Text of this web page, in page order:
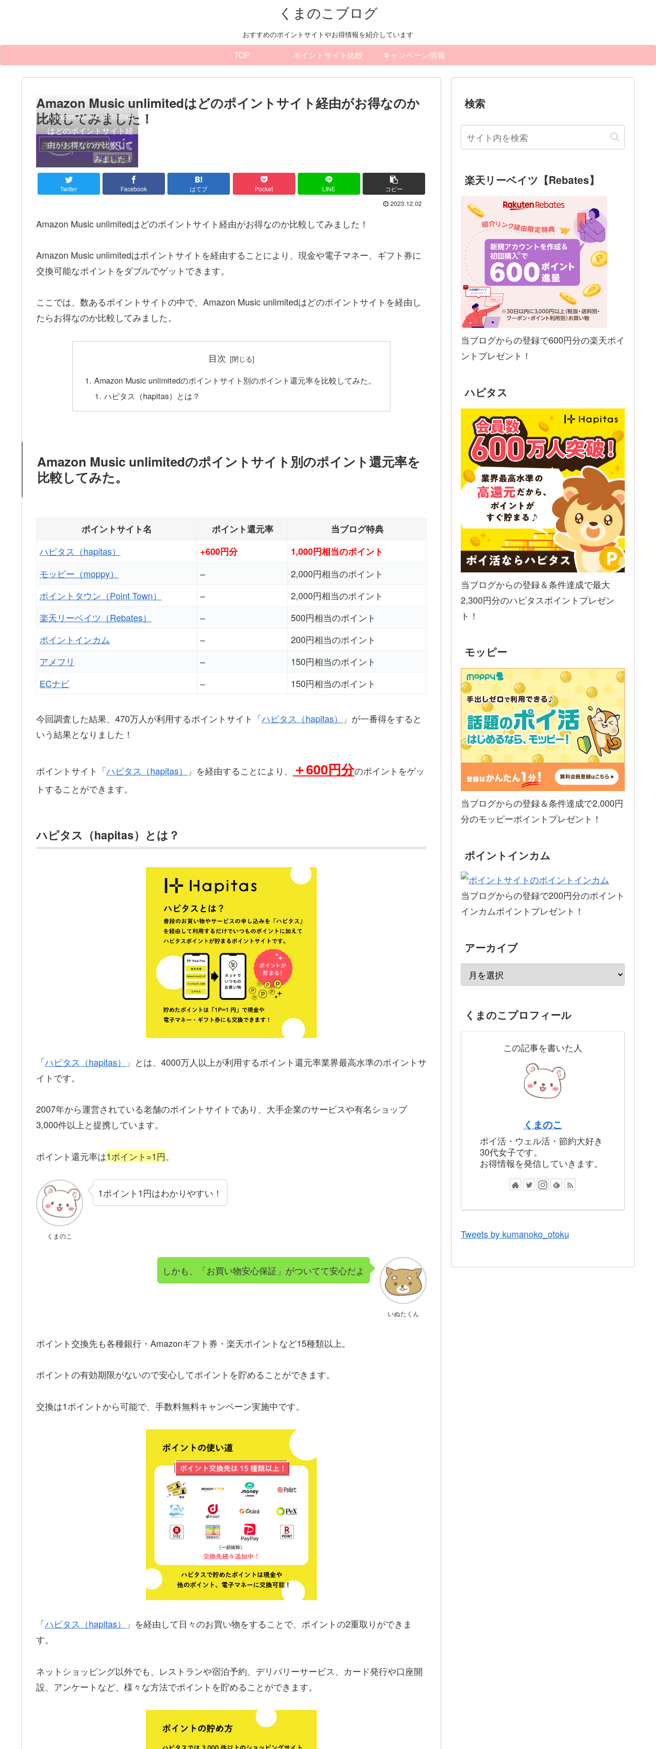
くまのこブログ
おすすめのポイントサイトやお得情報を紹介しています
TOP ポイントサイト比較 キャンペーン情報
Amazon Music unlimitedはどのポイントサイト経由がお得なのか
比較してみました！
ポイントサイト比較
Amazon Music unlimited
はどのポイントサイト経
由がお得なのか比較して
みました！
Twitter Facebook はてブ Pocket LINE コピー
2023.12.02
Amazon Music unlimitedはどのポイントサイト経由がお得なのか比較してみました！
Amazon Music unlimitedはポイントサイトを経由することにより、現金や電子マネー、ギフト券に
交換可能なポイントをダブルでゲットできます。
ここでは、数あるポイントサイトの中で、Amazon Music unlimitedはどのポイントサイトを経由し
たらお得なのか比較してみました。
目次
Amazon Music unlimitedのポイントサイト別のポイント還元率を比較してみた。
ハピタス（hapitas）とは？
Amazon Music unlimitedのポイントサイト別のポイント還元率を
比較してみた。
ポイントサイト名 ポイント還元率
当ブログ特典
ハピタス（hapitas）
+600円分
1,000円相当のポイント
モッピー（moppy）
–
2,000円相当のポイント
ポイントタウン（Point Town）
–
2,000円相当のポイント
楽天リーベイツ（Rebates）
–
500円相当のポイント
ポイントインカム
–
200円相当のポイント
アメフリ
–
150円相当のポイント
ECナビ
– 150円相当のポイント
今回調査した結果、470万人が利用するポイントサイト「ハピタス（hapitas）
」が一番得をすると
いう結果となりました！
ポイントサイト「ハピタス（hapitas） 」を経由することにより、 ＋600円分のポイントをゲッ
トすることができます。
ハピタス（hapitas）とは？
「ハピタス（hapitas）
」とは、4000万人以上が利用するポイント還元率業界最高水準のポイントサ
イトです。
2007年から運営されている老舗のポイントサイトであり、大手企業のサービスや有名ショップ
3,000件以上と提携しています。
ポイント還元率は1ポイント=1円。
くまのこ
1ポイント1円はわかりやすい！
いぬたくん
しかも、「お買い物安心保証」がついてて安心だよ
ポイント交換先も各種銀行・Amazonギフト券・楽天ポイントなど15種類以上。
ポイントの有効期限がないので安心してポイントを貯めることができます。
交換は1ポイントから可能で、手数料無料キャンペーン実施中です。
「ハピタス（hapitas）
」を経由して日々のお買い物をすることで、ポイントの2重取りができま
す。
ネットショッピング以外でも、レストランや宿泊予約、デリバリーサービス、カード発行や口座開
設、アンケートなど、様々な方法でポイントを貯めることができます。
検索
楽天リーベイツ【Rebates】
当ブログからの登録で600円分の楽天ポイ
ントプレゼント！
ハピタス
当ブログからの登録＆条件達成で最大
2,300円分のハピタスポイントプレゼン
ト！
モッピー
当ブログからの登録＆条件達成で2,000円
分のモッピーポイントプレゼント！
ポイントインカム
当ブログからの登録で200円分のポイント
インカムポイントプレゼント！
アーカイブ
くまのこプロフィール
この記事を書いた人
くまのこ
ポイ活・ウェル活・節約大好き
30代女子です。
お得情報を発信していきます。
Tweets by kumanoko_otoku